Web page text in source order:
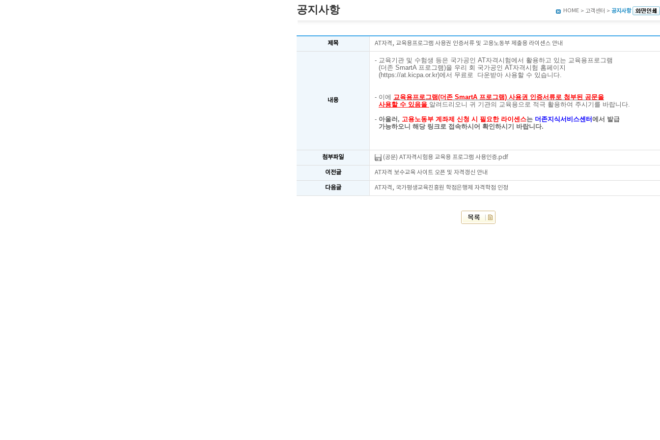
공지사항 HOME > 고객센터 > 공지사항
제목 AT자격, 교육용프로그램 사용권 인증서류 및 고용노동부 제출용 라이센스 안내
내용
- 교육기관 및 수험생 등은 국가공인 AT자격시험에서 활용하고 있는 교육용프로그램
(더존 SmartA 프로그램)을 우리 회 국가공인 AT자격시험 홈페이지
(https://at.kicpa.or.kr)에서 무료로 다운받아 사용할 수 있습니다.
- 이에 교육용프로그램(더존 SmartA 프로그램) 사용권 인증서류로 첨부된 공문을
사용할 수 있음을 알려드리오니 귀 기관의 교육용으로 적극 활용하여 주시기를 바랍니다.
- 아울러, 고용노동부 계좌제 신청 시 필요한 라이센스는 더존지식서비스센터 에서 발급
가능하오니 해당 링크로 접속하시어 확인하시기 바랍니다.
첨부파일 (공문) AT자격시험용 교육용 프로그램 사용인증.pdf
이전글 AT자격 보수교육 사이트 오픈 및 자격갱신 안내
다음글 AT자격, 국가평생교육진흥원 학점은행제 자격학점 인정